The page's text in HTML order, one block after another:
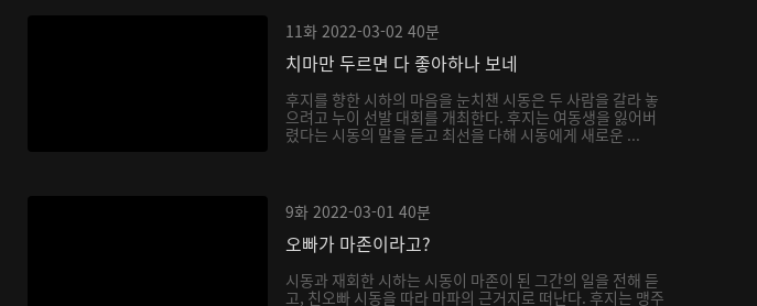
11화 2022-03-02 40분
치마만 두르면 다 좋아하나 보네
후지를 향한 시하의 마음을 눈치챈 시동은 두 사람을 갈라 놓
으려고 누이 선발 대회를 개최한다. 후지는 여동생을 잃어버
렸다는 시동의 말을 듣고 최선을 다해 시동에게 새로운 ...
9화 2022-03-01 40분
오빠가 마존이라고?
시동과 재회한 시하는 시동이 마존이 된 그간의 일을 전해 듣
고, 친오빠 시동을 따라 마파의 근거지로 떠난다. 후지는 맹주